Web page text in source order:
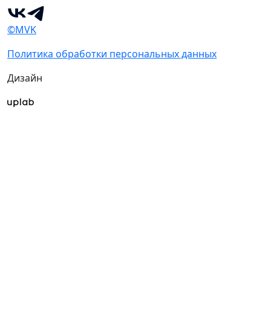
©MVK
Политика обработки персональных данных
Дизайн